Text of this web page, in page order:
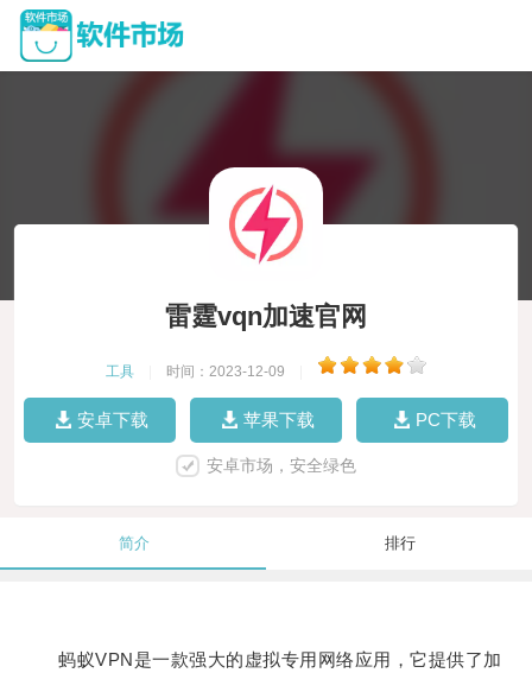
雷霆vqn加速官网
工具 时间：2023-12-09
安卓下载 苹果下载 PC下载
安卓市场，安全绿色
简介 排行
蚂蚁VPN是一款强大的虚拟专用网络应用，它提供了加